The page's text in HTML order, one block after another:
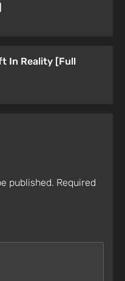
In Reality [Full
published. Required